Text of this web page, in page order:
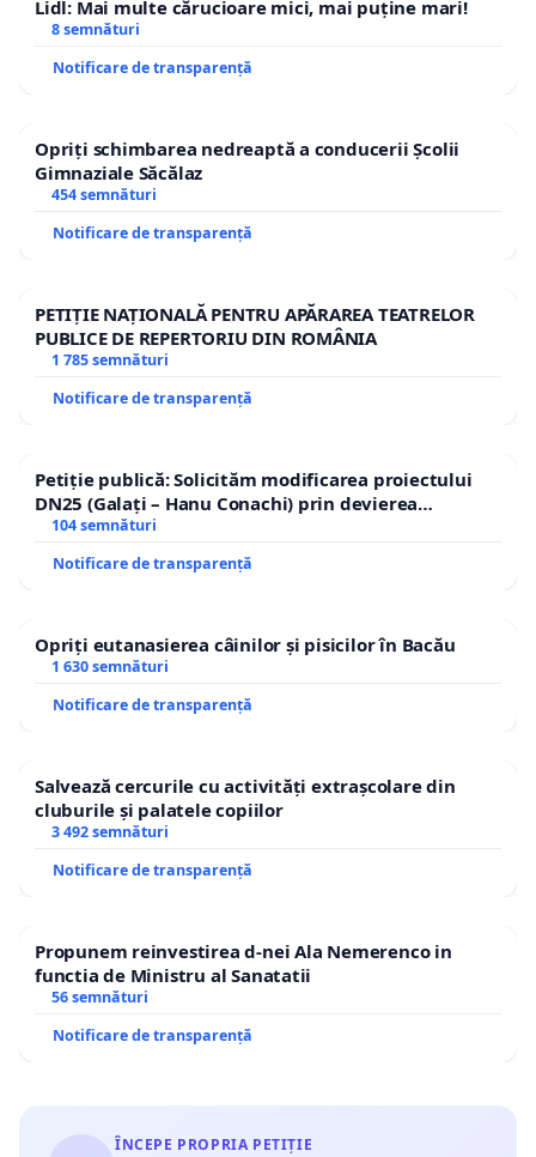
Lidl: Mai multe cărucioare mici, mai puține mari!
8 semnături
Notificare de transparență
Opriți schimbarea nedreaptă a conducerii Școlii
Gimnaziale Săcălaz
454 semnături
Notificare de transparență
PETIȚIE NAȚIONALĂ PENTRU APĂRAREA TEATRELOR
PUBLICE DE REPERTORIU DIN ROMÂNIA
1 785 semnături
Notificare de transparență
Petiție publică: Solicităm modificarea proiectului
DN25 (Galați – Hanu Conachi) prin devierea
traseului în afara localităților!
104 semnături
Notificare de transparență
Opriți eutanasierea câinilor și pisicilor în Bacău
1 630 semnături
Notificare de transparență
Salvează cercurile cu activități extrașcolare din
cluburile și palatele copiilor
3 492 semnături
Notificare de transparență
Propunem reinvestirea d-nei Ala Nemerenco in
functia de Ministru al Sanatatii
56 semnături
Notificare de transparență
ÎNCEPE PROPRIA PETIȚIE